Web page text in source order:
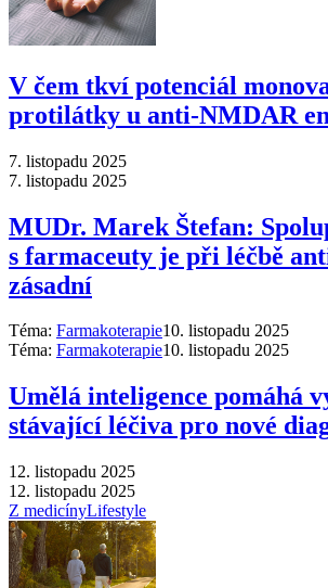
V čem tkví potenciál
protilátky u anti-NMDAR
7. listopadu 2025
7. listopadu 2025
MUDr. Marek Štefan:
s farmaceuty je při léčbě
zásadní
Téma: Farmakoterapie10. listopadu 2025
Téma: Farmakoterapie10. listopadu 2025
Umělá inteligence pomáhá
stávající léčiva pro nové
12. listopadu 2025
12. listopadu 2025
Z medicínyLifestyle